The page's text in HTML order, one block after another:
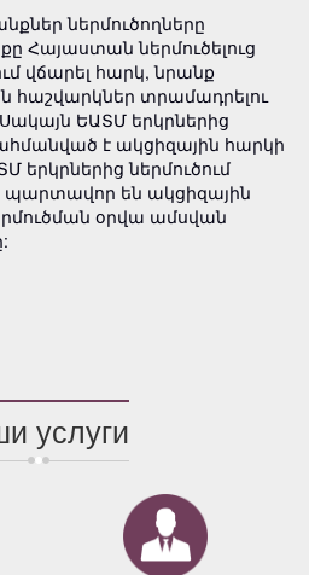
ներմուծողները
ներմուծելուց
վճարել հարկ, նրանք
հաշվարկներ տրամադրելու
ԵԱՏՄ երկրներից
է ակցիզային հարկի
երկրներից ներմուծում
են ակցիզային
օրվա ամսվան
услуги